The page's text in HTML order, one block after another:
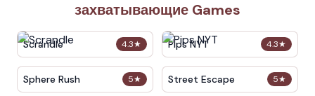
захватывающие Games
4.3★
Scrandle 4.3★
Pips NYT
5★
Sphere Rush 5★
Street Escape